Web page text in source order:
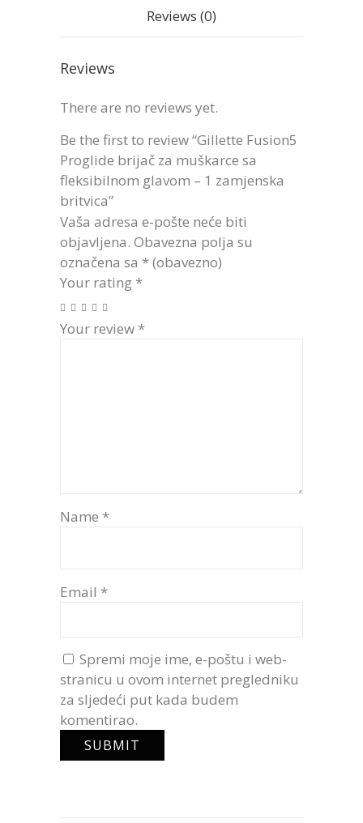
Reviews (0)
Reviews
There are no reviews yet.
Be the first to review “Gillette Fusion5
Proglide brijač za muškarce sa
fleksibilnom glavom – 1 zamjenska
britvica”
Vaša adresa e-pošte neće biti
objavljena. Obavezna polja su
označena sa * (obavezno)
Your rating *
Your review *
Name *
Email *
Spremi moje ime, e-poštu i web-
stranicu u ovom internet pregledniku
za sljedeći put kada budem
komentirao.